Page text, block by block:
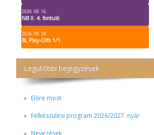
2026. 08. 16.
NB II. 4. forduló
2026. 08. 18.
BL Play-Offs 1/1.
Legutóbbi bejegyzések
Előre most
Felkészülési program 2026/2027. nyár
Nevezések